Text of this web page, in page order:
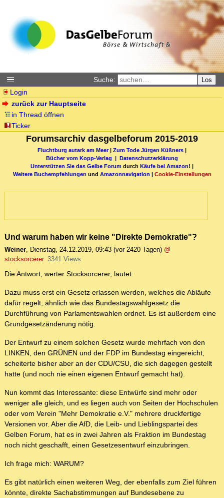
Suche: Los
Login
zurück zur Hauptseite
in Thread öffnen
Ticker
Forumsarchiv dasgelbeforum 2015-2019
Fluchtburg autark am Meer| Zum Tode Jürgen Küßners
Bücher vom Kopp-Verlag |
Datenschutzerklärung
Unterstützen Sie das Gelbe Forum durch Käufe bei Amazon! |
Weitere Buchempfehlungen und Amazonnavigation Cookie-Einstellungen
Und warum haben wir keine "Direkte Demokratie"?
Weiner Dienstag, 24.12.2019, 09:43 (vor 2420 Tagen) @
stocksorcerer 3341 Views
Die Antwort, werter Stocksorcerer, lautet:
Dazu muss erst ein Gesetz erlassen werden, welches die Abläufe
dafür regelt, ähnlich wie das Bundestagswahlgesetz die
Durchführung von Parlamentswahlen ordnet. Es ist außerdem eine
Grundgesetzänderung nötig.
Der Entwurf zu einem solchen Gesetz wurde mehrfach von den
LINKEN, den GRÜNEN und der FDP im Bundestag eingereicht,
scheiterte bisher aber an der CDU/CSU, die sich dagegen gestellt
hatte (und noch nie einen eigenen Entwurf gemacht hat).
Nun kommt das Interessante: diese Entwürfe sind mehr oder
weniger alle gleich, und es liegen auch von Seiten der Hochschulen
oder vom Verein "Mehr Demokratie e.V." mehrere druckfertige
Versionen vor. Aber die AfD, die Leib- und Lieblingspartei des
Gelben Forum, hat es in zwei Jahren als Fraktion im Bundestag
noch nicht geschafft, einen Gesetzesentwurf einzubringen.
Ich frage mich: WARUM?
Es gibt natürlich einen weiteren Weg, der ebenfalls zum Ziel führen
könnte, direkte Sachabstimmungen auf Bundesebene zu